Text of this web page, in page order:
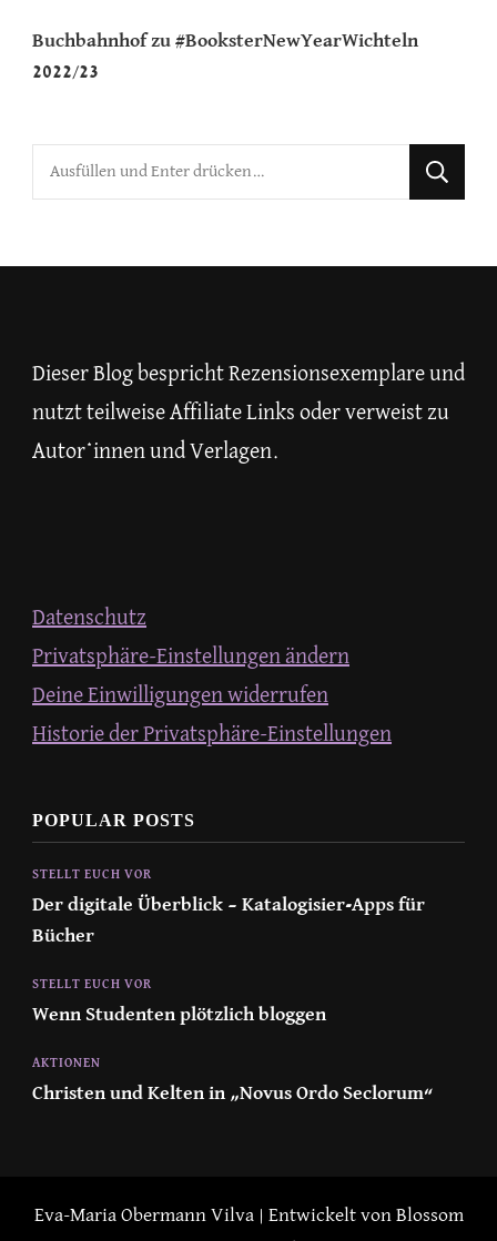
Buchbahnhofzu #BooksterNewYearWichteln
2022/23
Suchst
du
Dieser Blog bespricht Rezensionsexemplare und
nutzt teilweise Affiliate Links oder verweist zu
Autor*innen und Verlagen.
Datenschutz
Privatsphäre-Einstellungen ändern
Deine Einwilligungen widerrufen
Historie der Privatsphäre-Einstellungen
POPULAR POSTS
STELLT EUCH VOR
Der digitale Überblick – Katalogisier-Apps für
Bücher
STELLT EUCH VOR
Wenn Studenten plötzlich bloggen
AKTIONEN
Christen und Kelten in „Novus Ordo Seclorum“
Eva-Maria ObermannVilva | Entwickelt von Blossom